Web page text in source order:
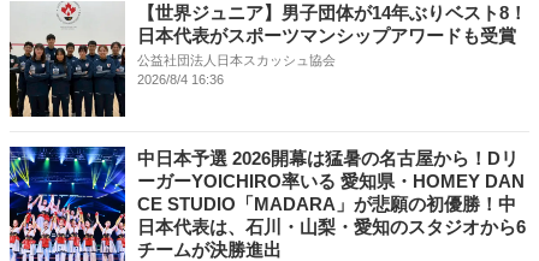
【世界ジュニア】男子団体が14年ぶりベスト8！
日本代表がスポーツマンシップアワードも受賞
公益社団法人日本スカッシュ協会
2026/8/4 16:36
中日本予選 2026開幕は猛暑の名古屋から！Dリ
ーガーYOICHIRO率いる 愛知県・HOMEY DAN
CE STUDIO「MADARA」が悲願の初優勝！中
日本代表は、石川・山梨・愛知のスタジオから6
チームが決勝進出